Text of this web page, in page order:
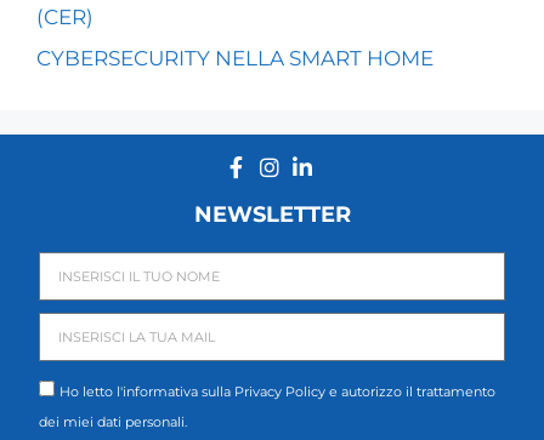
(CER)
CYBERSECURITY NELLA SMART HOME
NEWSLETTER
Ho letto l'informativa sulla Privacy Policy e autorizzo il trattamento
dei miei dati personali.